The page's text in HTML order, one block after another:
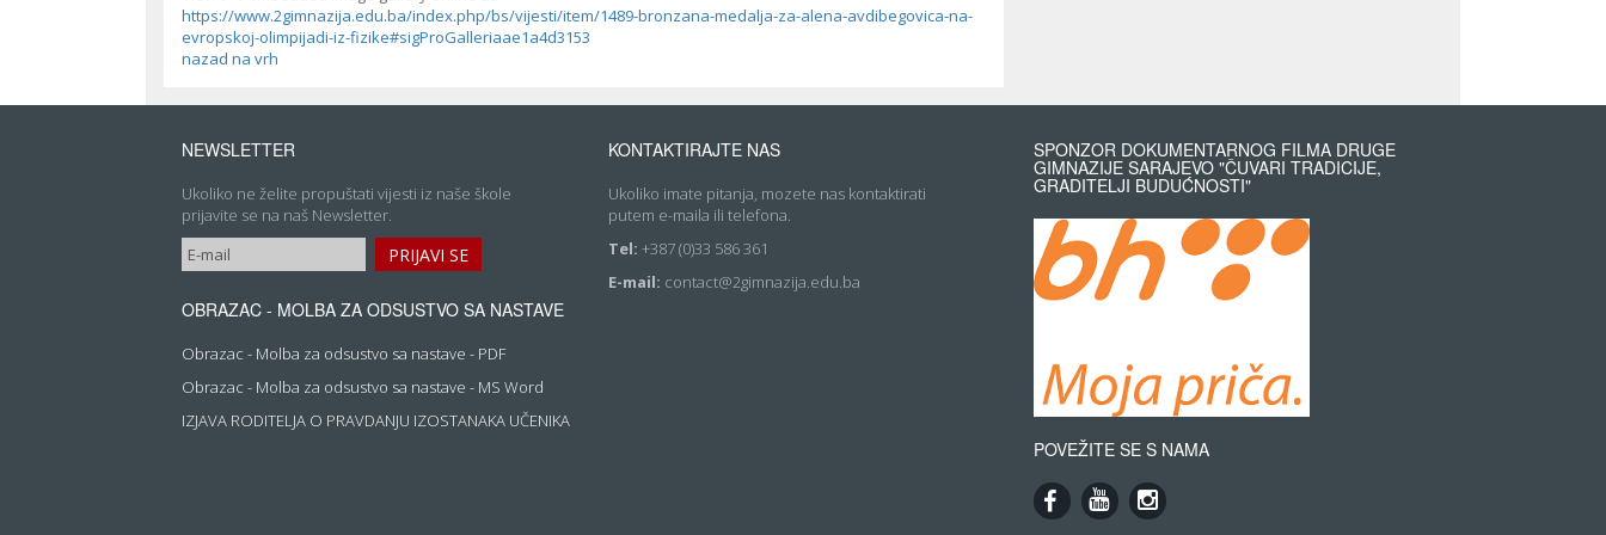
https://www.2gimnazija.edu.ba/index.php/bs/vijesti/item/1489-bronzana-medalja-za-alena-avdibegovica-na-
evropskoj-olimpijadi-iz-fizike#sigProGalleriaae1a4d3153
nazad na vrh
NEWSLETTER
Ukoliko ne želite propuštati vijesti iz naše škole
prijavite se na naš Newsletter.
OBRAZAC - MOLBA ZA ODSUSTVO SA NASTAVE
Obrazac - Molba za odsustvo sa nastave - PDF
Obrazac - Molba za odsustvo sa nastave - MS Word
IZJAVA RODITELJA O PRAVDANJU IZOSTANAKA UČENIKA
KONTAKTIRAJTE NAS
Ukoliko imate pitanja, mozete nas kontaktirati
putem e-maila ili telefona.
Tel: +387 (0)33 586 361
E-mail: contact@2gimnazija.edu.ba
SPONZOR DOKUMENTARNOG FILMA DRUGE
GIMNAZIJE SARAJEVO "ČUVARI TRADICIJE,
GRADITELJI BUDUĆNOSTI"
POVEŽITE SE S NAMA